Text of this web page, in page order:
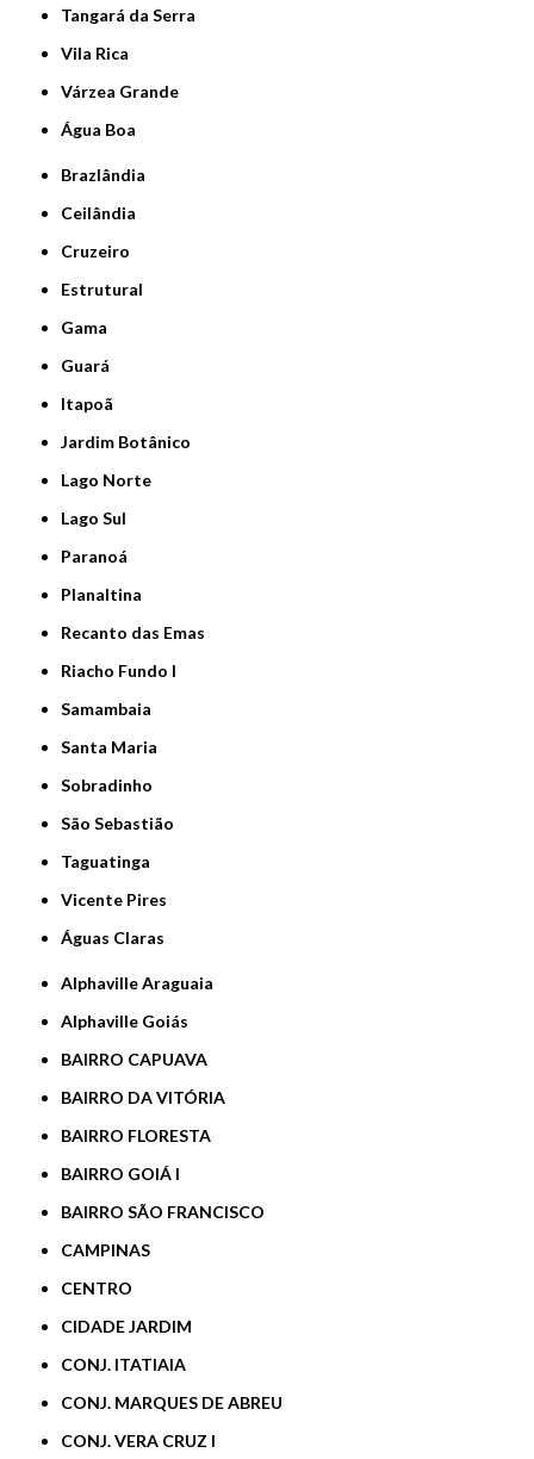
Tangará da Serra
Vila Rica
Várzea Grande
Água Boa
Brazlândia
Ceilândia
Cruzeiro
Estrutural
Gama
Guará
Itapoã
Jardim Botânico
Lago Norte
Lago Sul
Paranoá
Planaltina
Recanto das Emas
Riacho Fundo I
Samambaia
Santa Maria
Sobradinho
São Sebastião
Taguatinga
Vicente Pires
Águas Claras
Alphaville Araguaia
Alphaville Goiás
BAIRRO CAPUAVA
BAIRRO DA VITÓRIA
BAIRRO FLORESTA
BAIRRO GOIÁ I
BAIRRO SÃO FRANCISCO
CAMPINAS
CENTRO
CIDADE JARDIM
CONJ. ITATIAIA
CONJ. MARQUES DE ABREU
CONJ. VERA CRUZ I